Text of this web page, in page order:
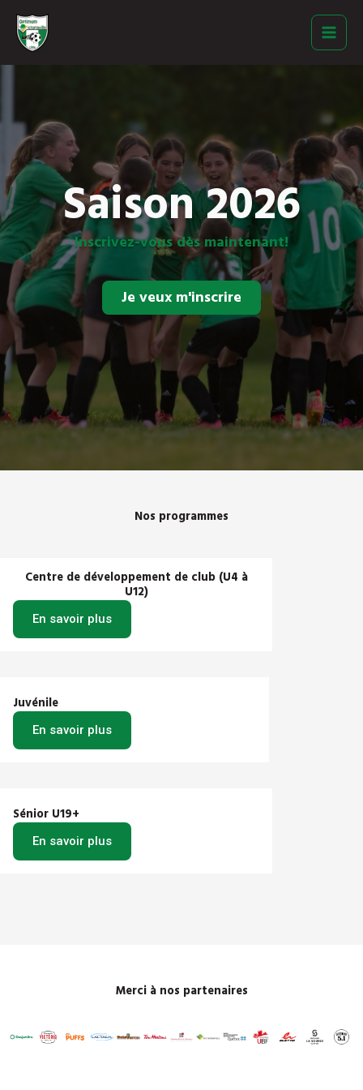
contenu
Saison 2026
Inscrivez-vous dès maintenant!
Je veux m'inscrire
Nos programmes
Centre de développement de club (U4 à
U12)
En savoir plus
Juvénile
En savoir plus
Sénior U19+
En savoir plus
Merci à nos partenaires